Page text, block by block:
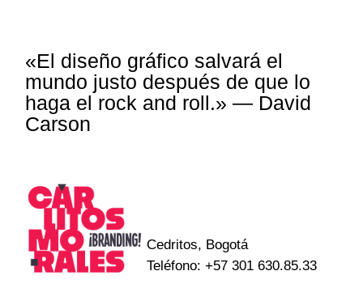
«El diseño gráfico salvará el
mundo justo después de que lo
haga el rock and roll.» — David
Carson
Cedritos, Bogotá
Teléfono:+57 301 630.85.33